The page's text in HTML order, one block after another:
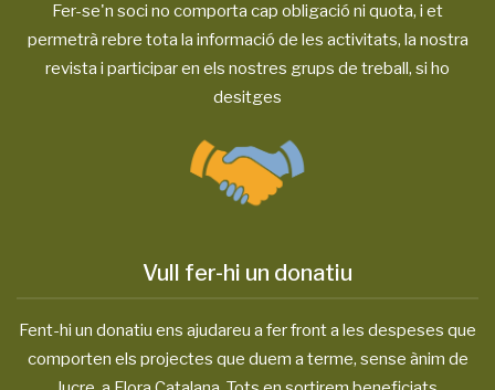
Fer-se'n soci no comporta cap obligació ni quota, i et
permetrà rebre tota la informació de les activitats, la nostra
revista i participar en els nostres grups de treball, si ho
desitges
Vull fer-hi un donatiu
Fent-hi un donatiu ens ajudareu a fer front a les despeses que
comporten els projectes que duem a terme, sense ànim de